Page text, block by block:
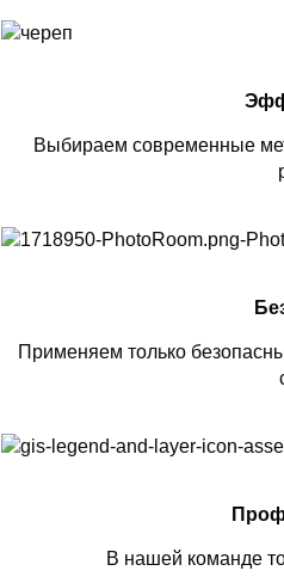
Выбираем современные
Применяем только
В нашей команде